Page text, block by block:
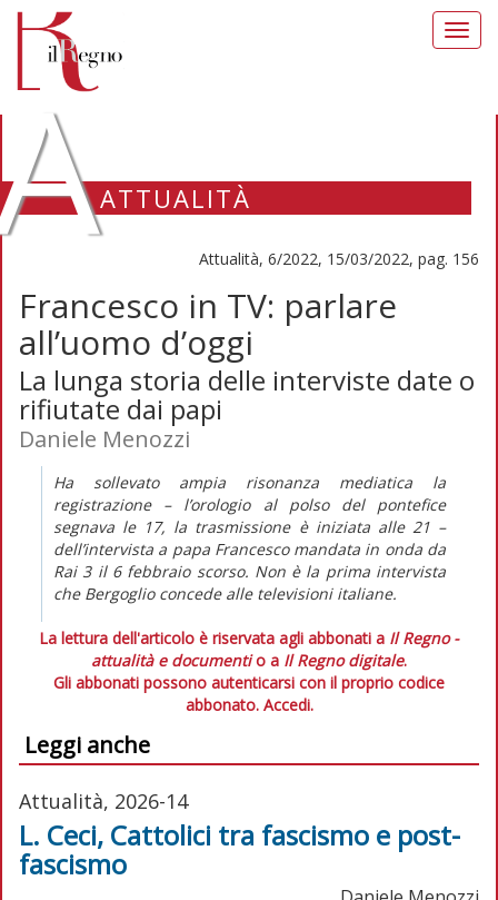
ATTUALITÀ
Attualità, 6/2022, 15/03/2022, pag. 156
Francesco in TV: parlare
all’uomo d’oggi
La lunga storia delle interviste date o
rifiutate dai papi
Daniele Menozzi
Ha sollevato ampia risonanza mediatica la
registrazione – l’orologio al polso del pontefice
segnava le 17, la trasmissione è iniziata alle 21 –
dell’intervista a papa Francesco mandata in onda da
Rai 3 il 6 febbraio scorso. Non è la prima intervista
che Bergoglio concede alle televisioni italiane.
La lettura dell'articolo è riservata agli abbonati a Il Regno -
attualità e documentio a Il Regno digitale.
Gli abbonati possono autenticarsi con il proprio codice
abbonato. Accedi.
Leggi anche
Attualità, 2026-14
L. Ceci, Cattolici tra fascismo e post-
fascismo